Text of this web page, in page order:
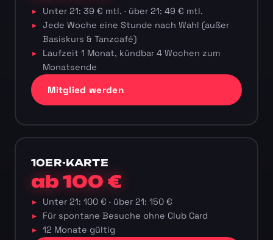
Unter 21: 39 € mtl. · über 21: 49 € mtl.
Jede Woche eine Stunde nach Wahl (außer
Basiskurs & Tanzcafé)
Laufzeit 1 Monat, kündbar 4 Wochen zum
Monatsende
Mitglied werden
10ER-KARTE
ab 100 €
Unter 21: 100 € · über 21: 150 €
Für spontane Besuche ohne Club Card
12 Monate gültig